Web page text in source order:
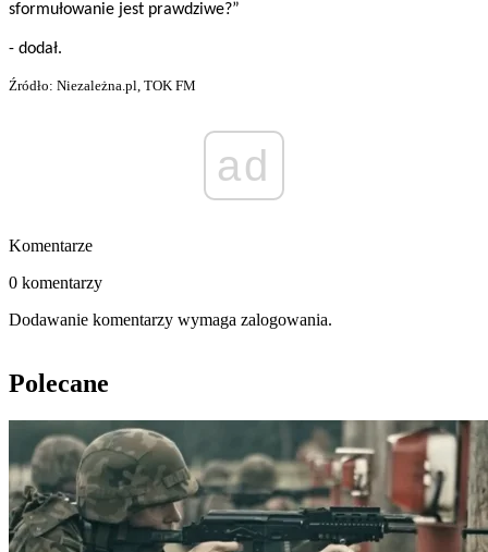
sformułowanie jest prawdziwe?”
- dodał.
Źródło: Niezależna.pl, TOK FM
ad
Komentarze
0 komentarzy
Dodawanie komentarzy wymaga zalogowania.
Polecane